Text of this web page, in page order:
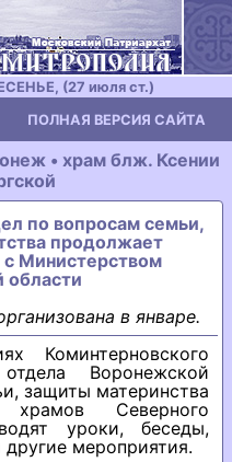
(27 июля ст.)
ПОЛНАЯ ВЕРСИЯ САЙТА
• храм блж. Ксении
по вопросам семьи,
продолжает
с Министерством
области
в январе.
Коминтерновского
Воронежской
защиты материнства
Северного
уроки, беседы,
мероприятия.